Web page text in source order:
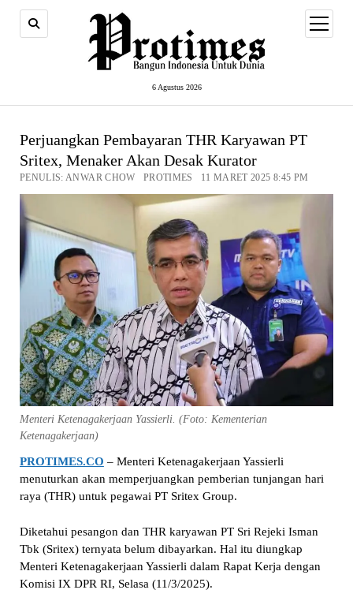
6 Agustus 2026
open
menu
Perjuangkan Pembayaran THR Karyawan PT
Sritex, Menaker Akan Desak Kurator
PENULIS: ANWAR CHOW PROTIMES 11 MARET 2025 8:45 PM
Menteri Ketenagakerjaan Yassierli. (Foto: Kementerian
Ketenagakerjaan)
PROTIMES.CO – Menteri Ketenagakerjaan Yassierli
menuturkan akan memperjuangkan pemberian tunjangan hari
raya (THR) untuk pegawai PT Sritex Group.
Diketahui pesangon dan THR karyawan PT Sri Rejeki Isman
Tbk (Sritex) ternyata belum dibayarkan. Hal itu diungkap
Menteri Ketenagakerjaan Yassierli dalam Rapat Kerja dengan
Komisi IX DPR RI, Selasa (11/3/2025).